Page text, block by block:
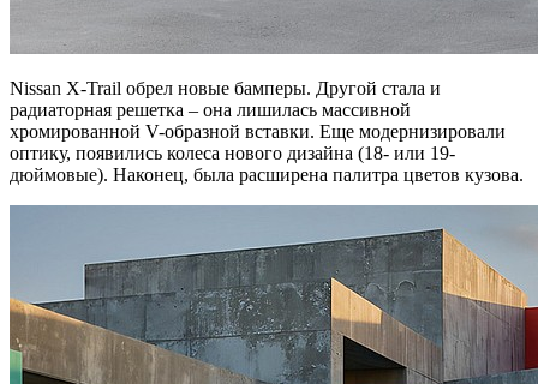
Nissan X-Trail обрел новые бамперы. Другой стала и
радиаторная решетка – она лишилась массивной
хромированной V-образной вставки. Еще модернизировали
оптику, появились колеса нового дизайна (18- или 19-
дюймовые). Наконец, была расширена палитра цветов кузова.